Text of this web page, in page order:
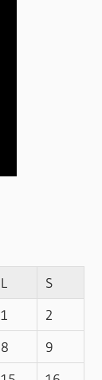
L
S
1
2
8
9